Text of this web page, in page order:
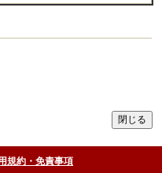
規約・免責事項